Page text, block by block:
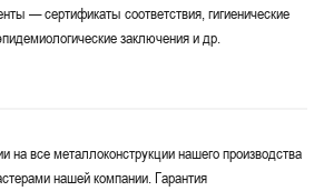
— сертификаты соответствия, гигиенические
заключения и др.
на все металлоконструкции нашего производства
нашей компании. Гарантия